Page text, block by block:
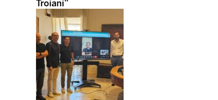
Troiani”